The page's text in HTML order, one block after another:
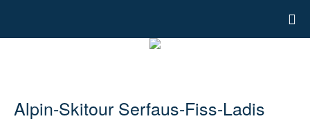
Alpin-Skitour Serfaus-Fiss-Ladis